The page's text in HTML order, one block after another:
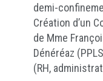
demi-
Création d’un
de Mme
Dénéréaz
(RH,